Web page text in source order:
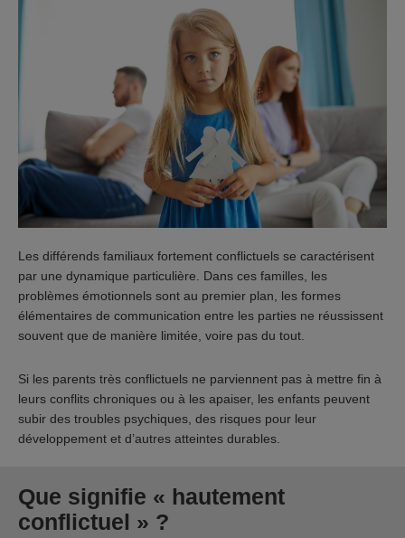
Les différends familiaux fortement conflictuels se caractérisent
par une dynamique particulière. Dans ces familles, les
problèmes émotionnels sont au premier plan, les formes
élémentaires de communication entre les parties ne réussissent
souvent que de manière limitée, voire pas du tout.
Si les parents très conflictuels ne parviennent pas à mettre fin à
leurs conflits chroniques ou à les apaiser, les enfants peuvent
subir des troubles psychiques, des risques pour leur
développement et d’autres atteintes durables.
Que signifie « hautement
conflictuel » ?